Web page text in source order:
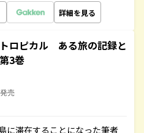
詳細を見る
ロピカル ある旅の記録と
3巻
売
に滞在することになった筆者